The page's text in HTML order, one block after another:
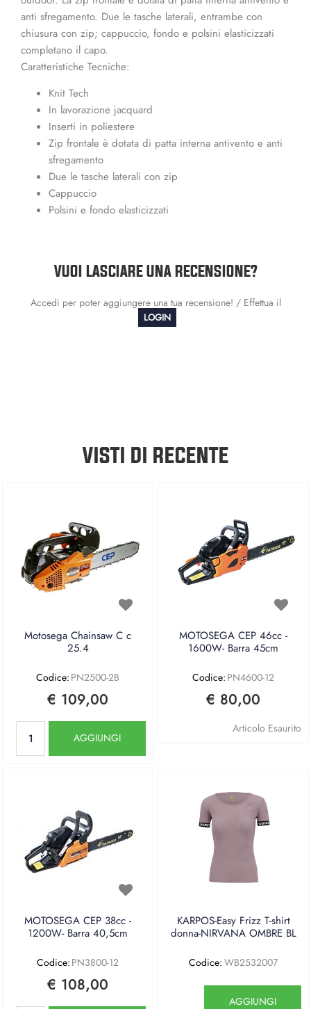
anti sfregamento. Due le tasche laterali, entrambe con
chiusura con zip; cappuccio, fondo e polsini elasticizzati
completano il capo.
Caratteristiche Tecniche:
Knit Tech
In lavorazione jacquard
Inserti in poliestere
Zip frontale è dotata di patta interna antivento e anti
sfregamento
Due le tasche laterali con zip
Cappuccio
Polsini e fondo elasticizzati
VUOI LASCIARE UNA RECENSIONE?
Accedi per poter aggiungere una tua recensione! / Effettua il
LOGIN
VISTI DI RECENTE
Motosega Chainsaw C c
25.4
Codice: PN2500-2B
€ 109,00
AGGIUNGI
MOTOSEGA CEP 46cc -
1600W- Barra 45cm
Codice: PN4600-12
€ 80,00
Articolo Esaurito
MOTOSEGA CEP 38cc -
1200W- Barra 40,5cm
Codice: PN3800-12
€ 108,00
KARPOS-Easy Frizz T-shirt
donna-NIRVANA OMBRE BL
Codice: WB2532007
AGGIUNGI